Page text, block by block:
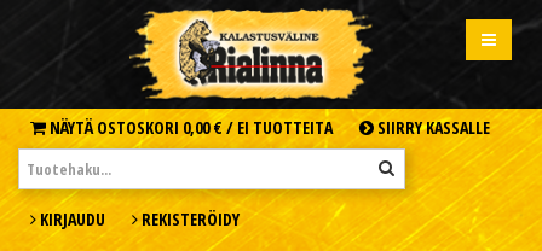
NÄYTÄ OSTOSKORI 0,00 € / EI TUOTTEITA SIIRRY KASSALLE
KIRJAUDU REKISTERÖIDY